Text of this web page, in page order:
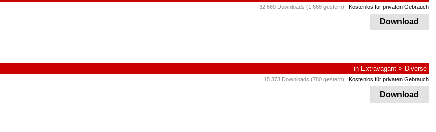
32.669 Downloads (1.668 gestern) Kostenlos für privaten Gebrauch
Download
in Extravagant > Diverse
15.373 Downloads (780 gestern) Kostenlos für privaten Gebrauch
Download